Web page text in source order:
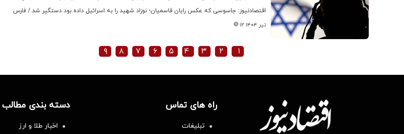
اقتصادنیوز: جاسوسی که عکس رایان قاسمیان؛ نوزاد شهید را به اسرائیل داده بود دستگیر شد./ فارس
۱۲ تیر ۱۴۰۴
۱ ۲ ۳ ۴ ۵ ۶ ۷ ۸ ۹
راه های تماس
تبلیغات
دسته بندی مطالب
اخبار طلا و ارز